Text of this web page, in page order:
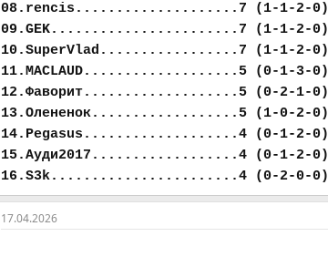
08.rencis....................7 (1-1-2-0)
09.GEK.......................7 (1-1-2-0)
10.SuperVlad.................7 (1-1-2-0)
11.MACLAUD...................5 (0-1-3-0)
12.Фаворит...................5 (0-2-1-0)
13.Олененок..................5 (1-0-2-0)
14.Pegasus...................4 (0-1-2-0)
15.Ауди2017..................4 (0-1-2-0)
16.S3k.......................4 (0-2-0-0)
17.04.2026